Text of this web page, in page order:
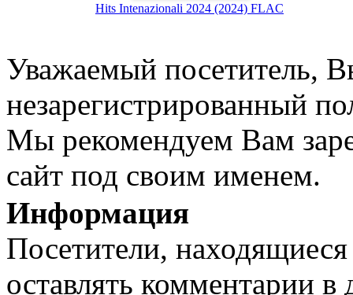
Hits Intenazionali 2024 (2024) FLAC
Уважаемый посетитель,
незарегистрированный
Мы рекомендуем Вам
сайт под своим именем.
Информация
Посетители,
оставлять комментарии в